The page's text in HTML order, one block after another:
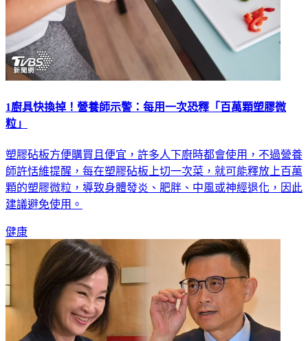
1廚具快換掉！營養師示警：每用一次恐釋「百萬顆塑膠微
粒」
塑膠砧板方便購買且便宜，許多人下廚時都會使用，不過營養
師許恬維提醒，每在塑膠砧板上切一次菜，就可能釋放上百萬
顆的塑膠微粒，導致身體發炎、肥胖、中風或神經退化，因此
建議避免使用。
健康